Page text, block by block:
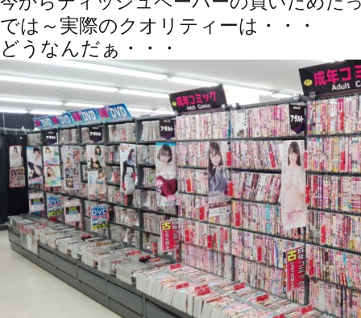
では～実際のクオリティーは・・・
どうなんだぁ・・・